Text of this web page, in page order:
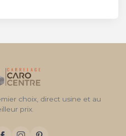
choix, direct usine et au
prix.